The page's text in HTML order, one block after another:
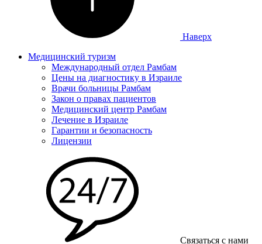
Наверх
Медицинский туризм
Международный отдел Рамбам
Цены на диагностику в Израиле
Врачи больницы Рамбам
Закон о правах пациентов
Медицинский центр Рамбам
Лечение в Израиле
Гарантии и безопасность
Лицензии
Связаться с нами